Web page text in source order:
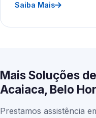
Saiba Mais
Mais Soluções
Acaiaca, Belo
Prestamos assistência